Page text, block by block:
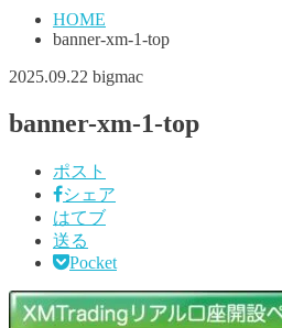
HOME
banner-xm-1-top
2025.09.22 bigmac
banner-xm-1-top
ポスト
シェア
はてブ
送る
Pocket